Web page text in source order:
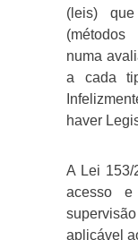
(leis)
numa
a cada
haver
A Lei 153/
acesso
aplicável